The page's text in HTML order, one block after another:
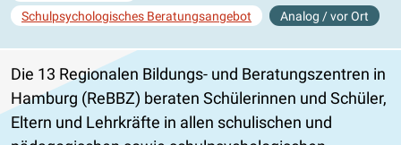
Schulpsychologisches Beratungsangebot
Analog / vor Ort
Die 13 Regionalen Bildungs- und Beratungszentren in
Hamburg (ReBBZ) beraten Schülerinnen und Schüler,
Eltern und Lehrkräfte in allen schulischen und